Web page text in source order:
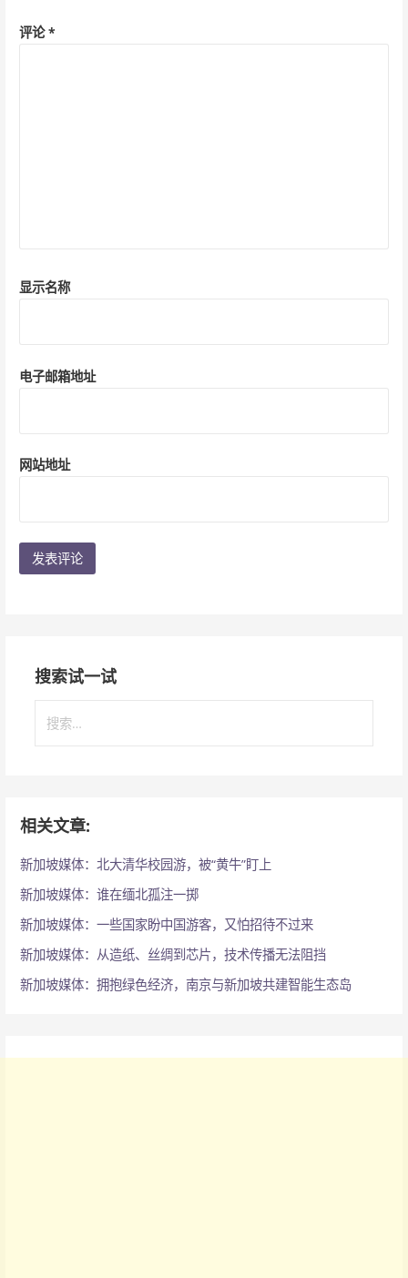
评论*
显示名称
电子邮箱地址
网站地址
搜索试一试
索
相关文章:
新加坡媒体：北大清华校园游，被“黄牛”盯上
新加坡媒体：谁在缅北孤注一掷
新加坡媒体：一些国家盼中国游客，又怕招待不过来
新加坡媒体：从造纸、丝绸到芯片，技术传播无法阻挡
新加坡媒体：拥抱绿色经济，南京与新加坡共建智能生态岛